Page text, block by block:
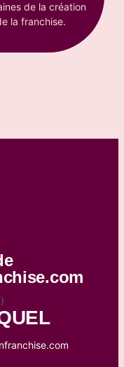
de la création
la franchise.